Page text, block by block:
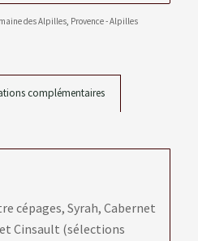
des Alpilles, Provence - Alpilles
complémentaires
cépages, Syrah, Cabernet
Cinsault (sélections